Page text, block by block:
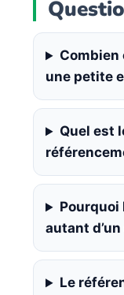
Combien
une petite
Quel est
Pourquoi
autant d’un
Le